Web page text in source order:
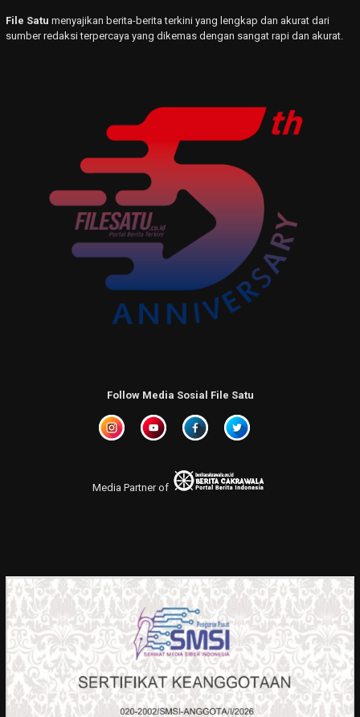
File Satu menyajikan berita-berita terkini yang lengkap dan akurat dari
sumber redaksi terpercaya yang dikemas dengan sangat rapi dan akurat.
Follow Media Sosial File Satu
Media Partner of